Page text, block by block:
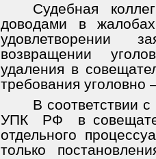
Судебная
доводами в
удовлетворении
возвращении
удаления в
требования уголовно
В соответствии
УПК
РФ
в
отдельного
только